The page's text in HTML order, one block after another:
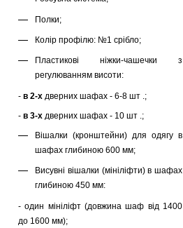
Полки;
Колір профілю: №1 срібло;
Пластикові ніжки-чашечки з
регулюванням висоти:
- в 2-х дверних шафах - 6-8 шт .;
- в 3-х дверних шафах - 10 шт .;
Вішалки (кронштейни) для одягу в
шафах глибиною 600 мм;
Висувні вішалки (мініліфти) в шафах
глибиною 450 мм:
- один мініліфт (довжина шаф від 1400
до 1600 мм);